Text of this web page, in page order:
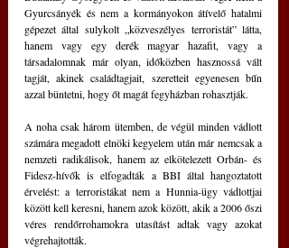
Gyurcsányék és nem a kormányokon átívelő hatalmi
gépezet által sulykolt „közveszélyes terroristát” látta,
hanem vagy egy derék magyar hazafit, vagy a
társadalomnak már olyan, időközben hasznossá vált
tagját, akinek családtagjait, szeretteit egyenesen bűn
azzal büntetni, hogy őt magát fegyházban rohasztják.
A noha csak három ütemben, de végül minden vádlott
számára megadott elnöki kegyelem után már nemcsak a
nemzeti radikálisok, hanem az elkötelezett Orbán- és
Fidesz-hívők is elfogadták a BBI által hangoztatott
érvelést: a terroristákat nem a Hunnia-ügy vádlottjai
között kell keresni, hanem azok között, akik a 2006 őszi
véres rendőrrohamokra utasítást adtak vagy azokat
végrehajtották.